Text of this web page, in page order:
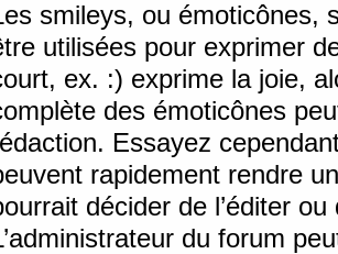
smileys, ou émoticônes,
utilisées pour exprimer
ex. :) exprime la joie,
des émoticônes
Essayez
rapidement rendre
décider de l’éditer
du forum